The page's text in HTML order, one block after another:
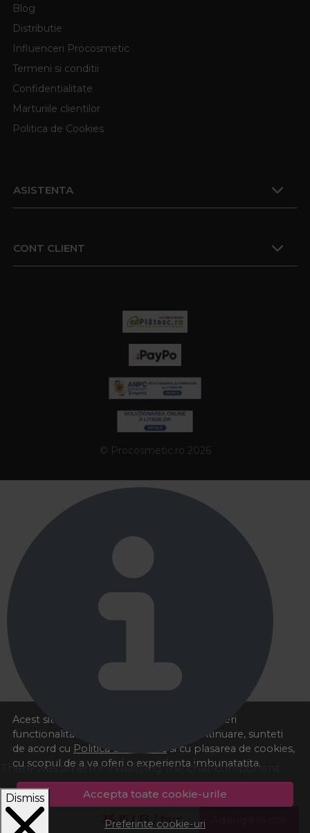
35,15LEI / buc
Acest site foloseste cookies pentru a va oferi
functionalitatea dorita. Navigand in continuare, sunteti
de acord cu Politica de cookies si cu plasarea de cookies,
cu scopul de a va oferi o experienta imbunatatita.
Accepta toate cookie-urile
Preferinte cookie-uri
Blog
Distributie
Influenceri Procosmetic
Termeni si conditii
Confidentialitate
Marturiile clientilor
Politica de Cookies
ASISTENTA
CONT CLIENT
© Procosmetic.ro 2026
There was an error initializing the chat component
Dismiss